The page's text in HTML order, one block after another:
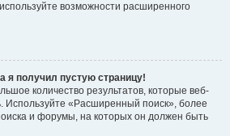
возможности расширенного
я получил пустую страницу!
количество результатов, которые веб-
Используйте «Расширенный поиск», более
и форумы, на которых он должен быть